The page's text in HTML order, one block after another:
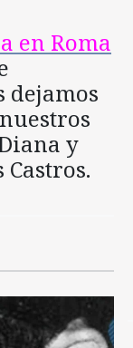
en Roma
dejamos
y